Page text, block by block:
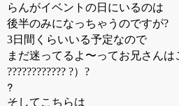
らんがイベントの日にいるのは
後半のみになっちゃうのですが?
3日間くらいいる予定なので
まだ迷ってるよ〜ってお兄さんは
???????????? ?）?
?
そしてこちらは